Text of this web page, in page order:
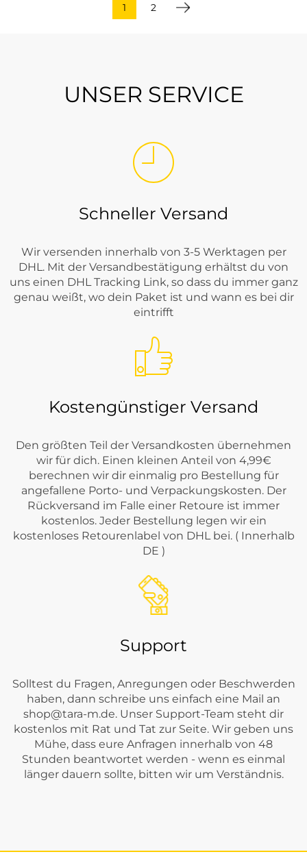
1 2
UNSER SERVICE
Schneller Versand
Wir versenden innerhalb von 3-5 Werktagen per
DHL. Mit der Versandbestätigung erhältst du von
uns einen DHL Tracking Link, so dass du immer ganz
genau weißt, wo dein Paket ist und wann es bei dir
eintrifft
Kostengünstiger Versand
Den größten Teil der Versandkosten übernehmen
wir für dich. Einen kleinen Anteil von 4,99€
berechnen wir dir einmalig pro Bestellung für
angefallene Porto- und Verpackungskosten. Der
Rückversand im Falle einer Retoure ist immer
kostenlos. Jeder Bestellung legen wir ein
kostenloses Retourenlabel von DHL bei. ( Innerhalb
DE )
Support
Solltest du Fragen, Anregungen oder Beschwerden
haben, dann schreibe uns einfach eine Mail an
shop@tara-m.de. Unser Support-Team steht dir
kostenlos mit Rat und Tat zur Seite. Wir geben uns
Mühe, dass eure Anfragen innerhalb von 48
Stunden beantwortet werden - wenn es einmal
länger dauern sollte, bitten wir um Verständnis.